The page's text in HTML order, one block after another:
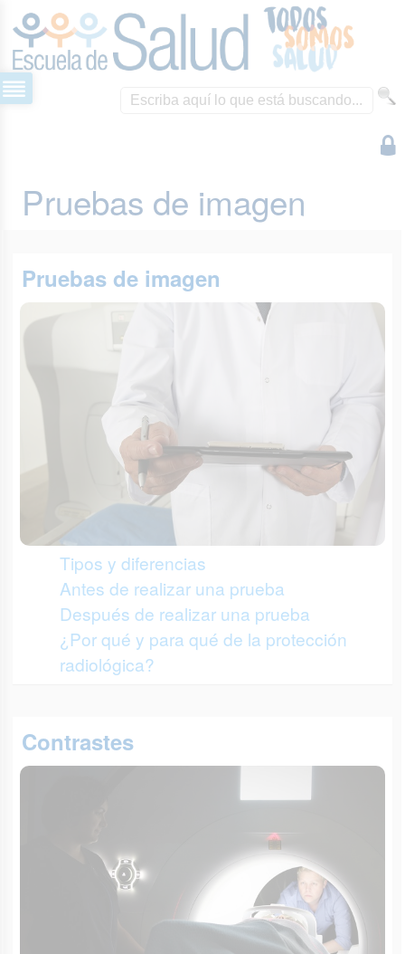
Pruebas de imagen
Pruebas de imagen
Tipos y diferencias
Antes de realizar una prueba
Después de realizar una prueba
¿Por qué y para qué de la protección
radiológica?
Contrastes